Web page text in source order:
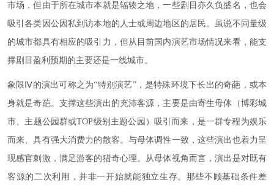
市场，但由于所在城市本就是辐辏之地，一些剧目亦久负盛名，也会
吸引各类因公因私到访本地的人士或周边地区的居民。虽说不同量级
的城市都具有相应的吸引力，但从目前国内演艺市场情况来看，能支
撑剧目盈利预期的主要还是一线城市。
象限Ⅳ的演出可称之为“特别演艺”，是特殊环境下长出的奇葩，或本
身就是奇葩。支撑这些演出的充沛客源，主要是由寄生母体（博彩城
市、主题公园群或TOP级别主题公园）吸引而来，是一群专程为娱乐
而来、具有强大消费力的散客。与母体调性一致，这些演出也着力呈
现感官刺激，满足游客的猎奇心理。从母体视角而言，演出是对既有
客源的二次利用，并非一开始就能独立生存。那些不顾基础条件差